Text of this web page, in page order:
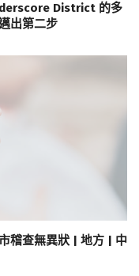
District 的多
出第二步
稽查無異狀 | 地方 | 中